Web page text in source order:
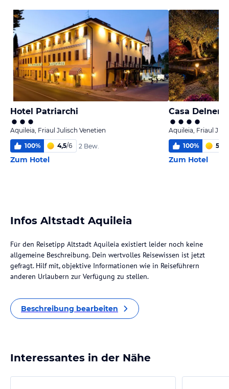
Hotel Patriarchi
Aquileia, Friaul Julisch Venetien
100% 4,5/6 2 Bew.
Zum Hotel
Casa Delneri
Aquileia, Friaul
100% 5,1
Zum Hotel
Infos Altstadt Aquileia
Für den Reisetipp Altstadt Aquileia existiert leider noch keine
allgemeine Beschreibung. Dein wertvolles Reisewissen ist jetzt
gefragt. Hilf mit, objektive Informationen wie in Reiseführern
anderen Urlaubern zur Verfügung zu stellen.
Beschreibung bearbeiten
Interessantes in der Nähe